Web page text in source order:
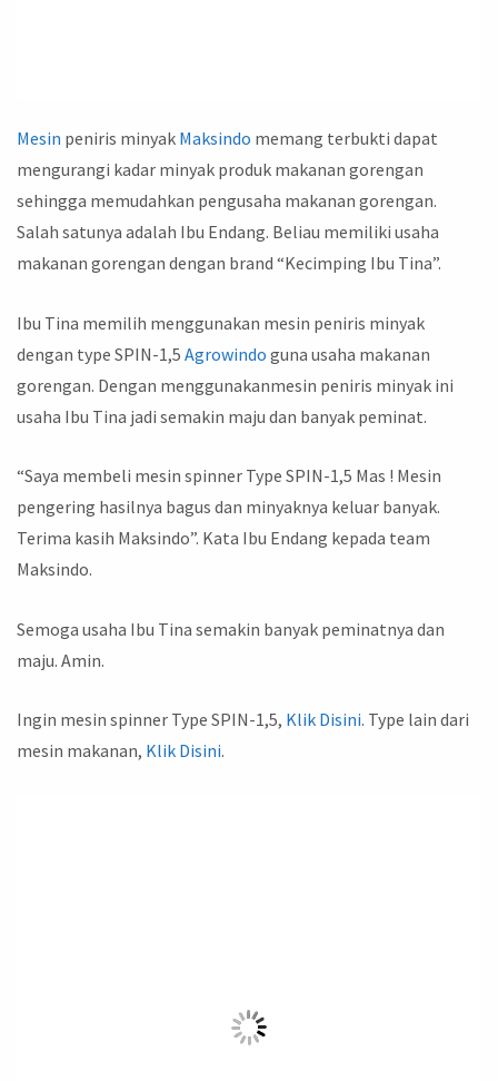
Mesin peniris minyak Maksindo memang terbukti dapat
mengurangi kadar minyak produk makanan gorengan
sehingga memudahkan pengusaha makanan gorengan.
Salah satunya adalah Ibu Endang. Beliau memiliki usaha
makanan gorengan dengan brand “Kecimping Ibu Tina”.
Ibu Tina memilih menggunakan mesin peniris minyak
dengan type SPIN-1,5 Agrowindo guna usaha makanan
gorengan. Dengan menggunakanmesin peniris minyak ini
usaha Ibu Tina jadi semakin maju dan banyak peminat.
“Saya membeli mesin spinner Type SPIN-1,5 Mas ! Mesin
pengering hasilnya bagus dan minyaknya keluar banyak.
Terima kasih Maksindo”. Kata Ibu Endang kepada team
Maksindo.
Semoga usaha Ibu Tina semakin banyak peminatnya dan
maju. Amin.
Ingin mesin spinner Type SPIN-1,5, Klik Disini. Type lain dari
mesin makanan, Klik Disini.